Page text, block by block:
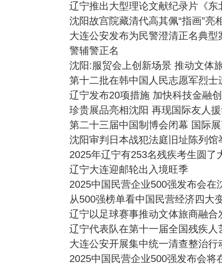
辽宁推出大型理论文献纪录片《东
沈阳故宫院藏清代高其佩“指画”亮
大连公安发布为民警澄清正名典
警辅警正名
沈阳:服贸会上创新场景 推动文体
第十二批在韩中国人民志愿军烈
辽宁发布20项措施 加快科技金融
珍贵展品亮相沈阳 再现国际友人
第二十三届中国制博会闭幕 国际
沈阳审判日本战犯法庭旧址陈列
2025年辽宁有253名残疾考生圆了
辽宁大连迎邮轮出入境旺季
2025中国民营企业500强发布会在
从500强榜单看中国民营经济四大
辽宁以足球赛事推动文体旅商融合
辽宁代表队在第十一届全国残疾人
大连公安开展集中统一清查整治
2025中国民营企业500强发布会